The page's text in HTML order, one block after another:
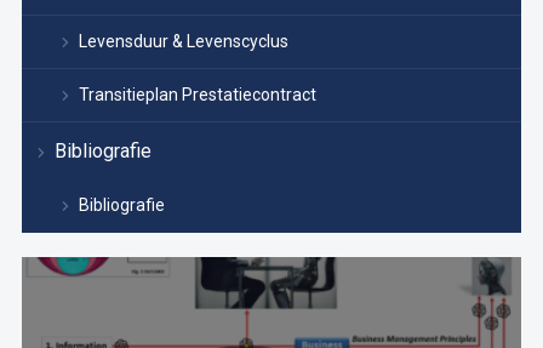
Levensduur & Levenscyclus
Transitieplan Prestatiecontract
Bibliografie
Bibliografie